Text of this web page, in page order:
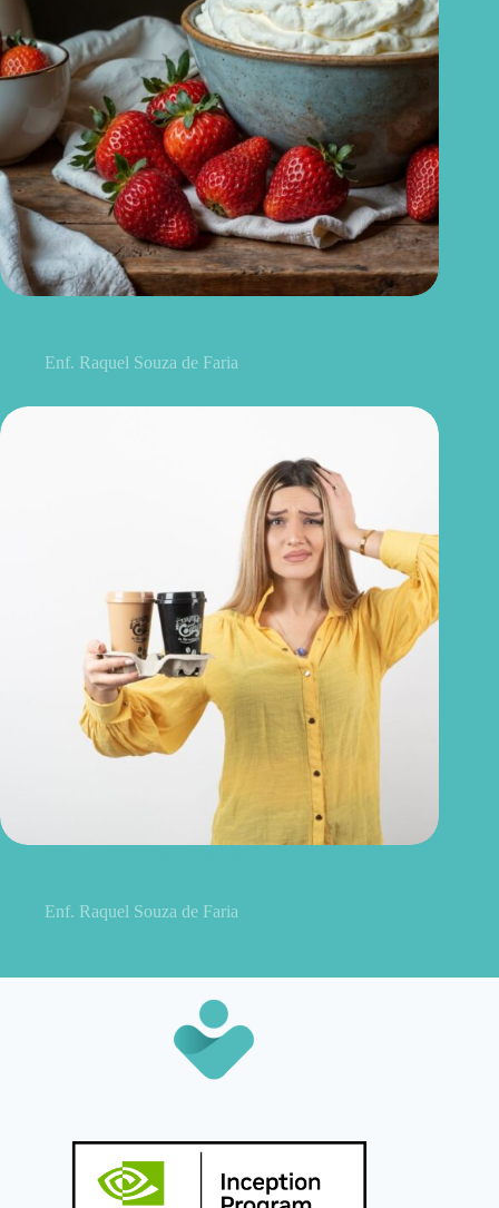
Enf. Raquel Souza de Faria
Enf. Raquel Souza de Faria